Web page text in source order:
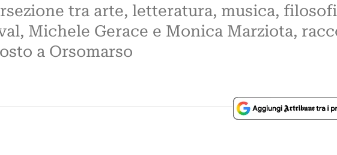
tra arte, letteratura, musica,
Michele Gerace e Monica Marziota,
a Orsomarso